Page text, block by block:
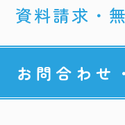
資料請求・
お問合わせ